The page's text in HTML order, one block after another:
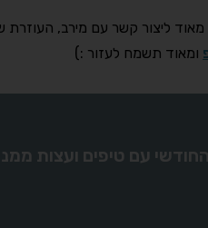
מאוד ליצור קשר עם מירב, העוזרת
ומאוד תשמח לעזור :)
עם טיפים ועצות